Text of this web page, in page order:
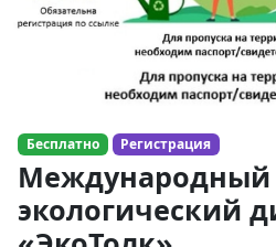
Бесплатно Регистрация
Международный
экологический